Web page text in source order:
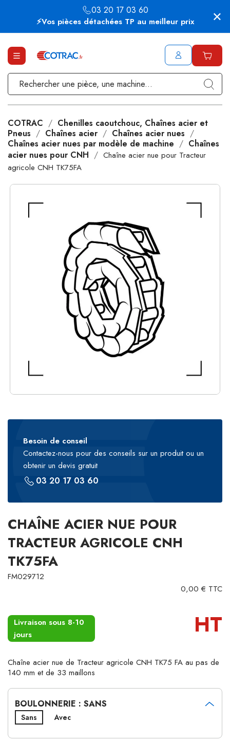
⚡Vos pièces détachées TP au meilleur prix
03 20 17 03 60
COTRAC
Chenilles caoutchouc, Chaînes acier et
Pneus
Chaînes acier
Chaînes acier nues
Chaînes acier nues par modèle de machine
Chaînes
acier nues pour CNH
Chaîne acier nue pour Tracteur
agricole CNH TK75FA
Besoin de conseil
Contactez-nous pour des conseils sur un produit ou un
obtenir un devis gratuit
03 20 17 03 60
CHAÎNE ACIER NUE POUR
TRACTEUR AGRICOLE CNH
TK75FA
FM029712
0,00 € TTC
Livraison sous 8-10
jours
HT
Chaîne acier nue de Tracteur agricole CNH TK75 FA au pas de
140 mm et de 33 maillons
BOULONNERIE : SANS
Sans Avec